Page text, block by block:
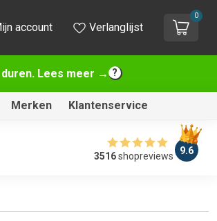
Lees meer →
account Verlanglijst
0
Merken Klantenservice
3516shopreviews 9.6